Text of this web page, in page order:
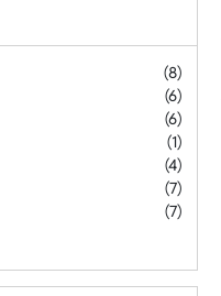
(8)
(6)
(6)
(1)
(4)
(7)
(7)